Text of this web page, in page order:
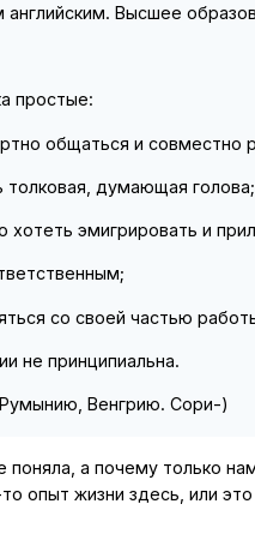
Высшее
простые:
общаться и совместно
думающая голова;
эмигрировать и
со своей частью
не принципиальна.
Венгрию. Сори-)
а почему только
опыт жизни здесь, или это